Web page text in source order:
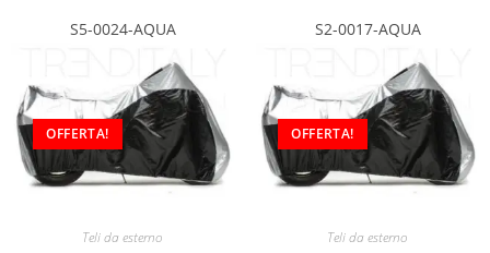
S5-0024-AQUA
OFFERTA!
Teli da esterno
S2-0017-AQUA
OFFERTA!
Teli da esterno